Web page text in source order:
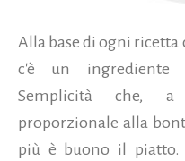
Alla base di ogni ricetta
c'è un ingrediente
Semplicità che, a
proporzionale alla
più è buono il